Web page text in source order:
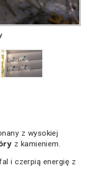
z wysokiej
z kamieniem.
i czerpią energię z